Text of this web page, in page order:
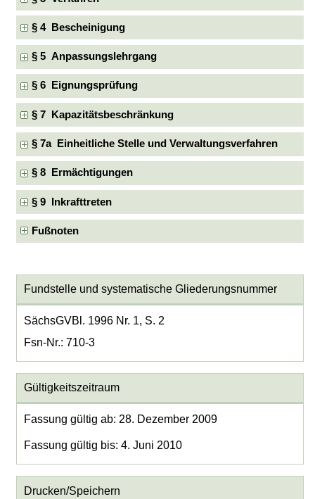
§ 4 Bescheinigung
§ 5 Anpassungslehrgang
§ 6 Eignungsprüfung
§ 7 Kapazitätsbeschränkung
§ 7a Einheitliche Stelle und Verwaltungsverfahren
§ 8 Ermächtigungen
§ 9 Inkrafttreten
Fußnoten
Fundstelle und systematische Gliederungsnummer
SächsGVBl. 1996 Nr. 1, S. 2
Fsn-Nr.: 710-3
Gültigkeitszeitraum
Fassung gültig ab: 28. Dezember 2009
Fassung gültig bis: 4. Juni 2010
Drucken/Speichern